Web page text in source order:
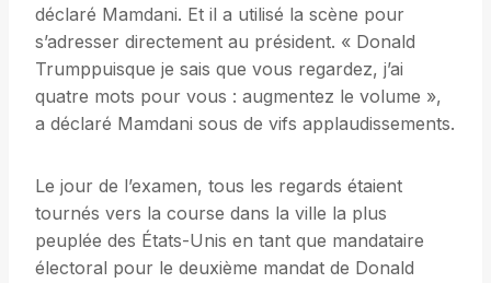
déclaré Mamdani. Et il a utilisé la scène pour
s’adresser directement au président. « Donald
Trumppuisque je sais que vous regardez, j’ai
quatre mots pour vous : augmentez le volume »,
a déclaré Mamdani sous de vifs applaudissements.
Le jour de l’examen, tous les regards étaient
tournés vers la course dans la ville la plus
peuplée des États-Unis en tant que mandataire
électoral pour le deuxième mandat de Donald